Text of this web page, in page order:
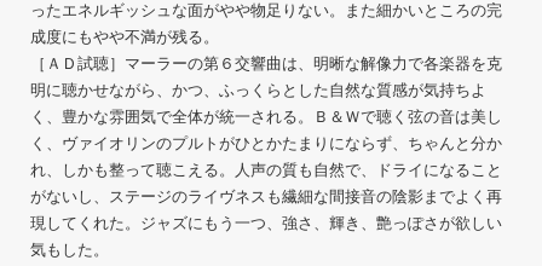
ったエネルギッシュな面がやや物足りない。また細かいところの完
成度にもやや不満が残る。
［ＡＤ試聴］マーラーの第６交響曲は、明晰な解像力で各楽器を克
明に聴かせながら、かつ、ふっくらとした自然な質感が気持ちよ
く、豊かな雰囲気で全体が統一される。Ｂ＆Ｗで聴く弦の音は美し
く、ヴァイオリンのプルトがひとかたまりにならず、ちゃんと分か
れ、しかも整って聴こえる。人声の質も自然で、ドライになること
がないし、ステージのライヴネスも繊細な間接音の陰影までよく再
現してくれた。ジャズにもう一つ、強さ、輝き、艶っぽさが欲しい
気もした。